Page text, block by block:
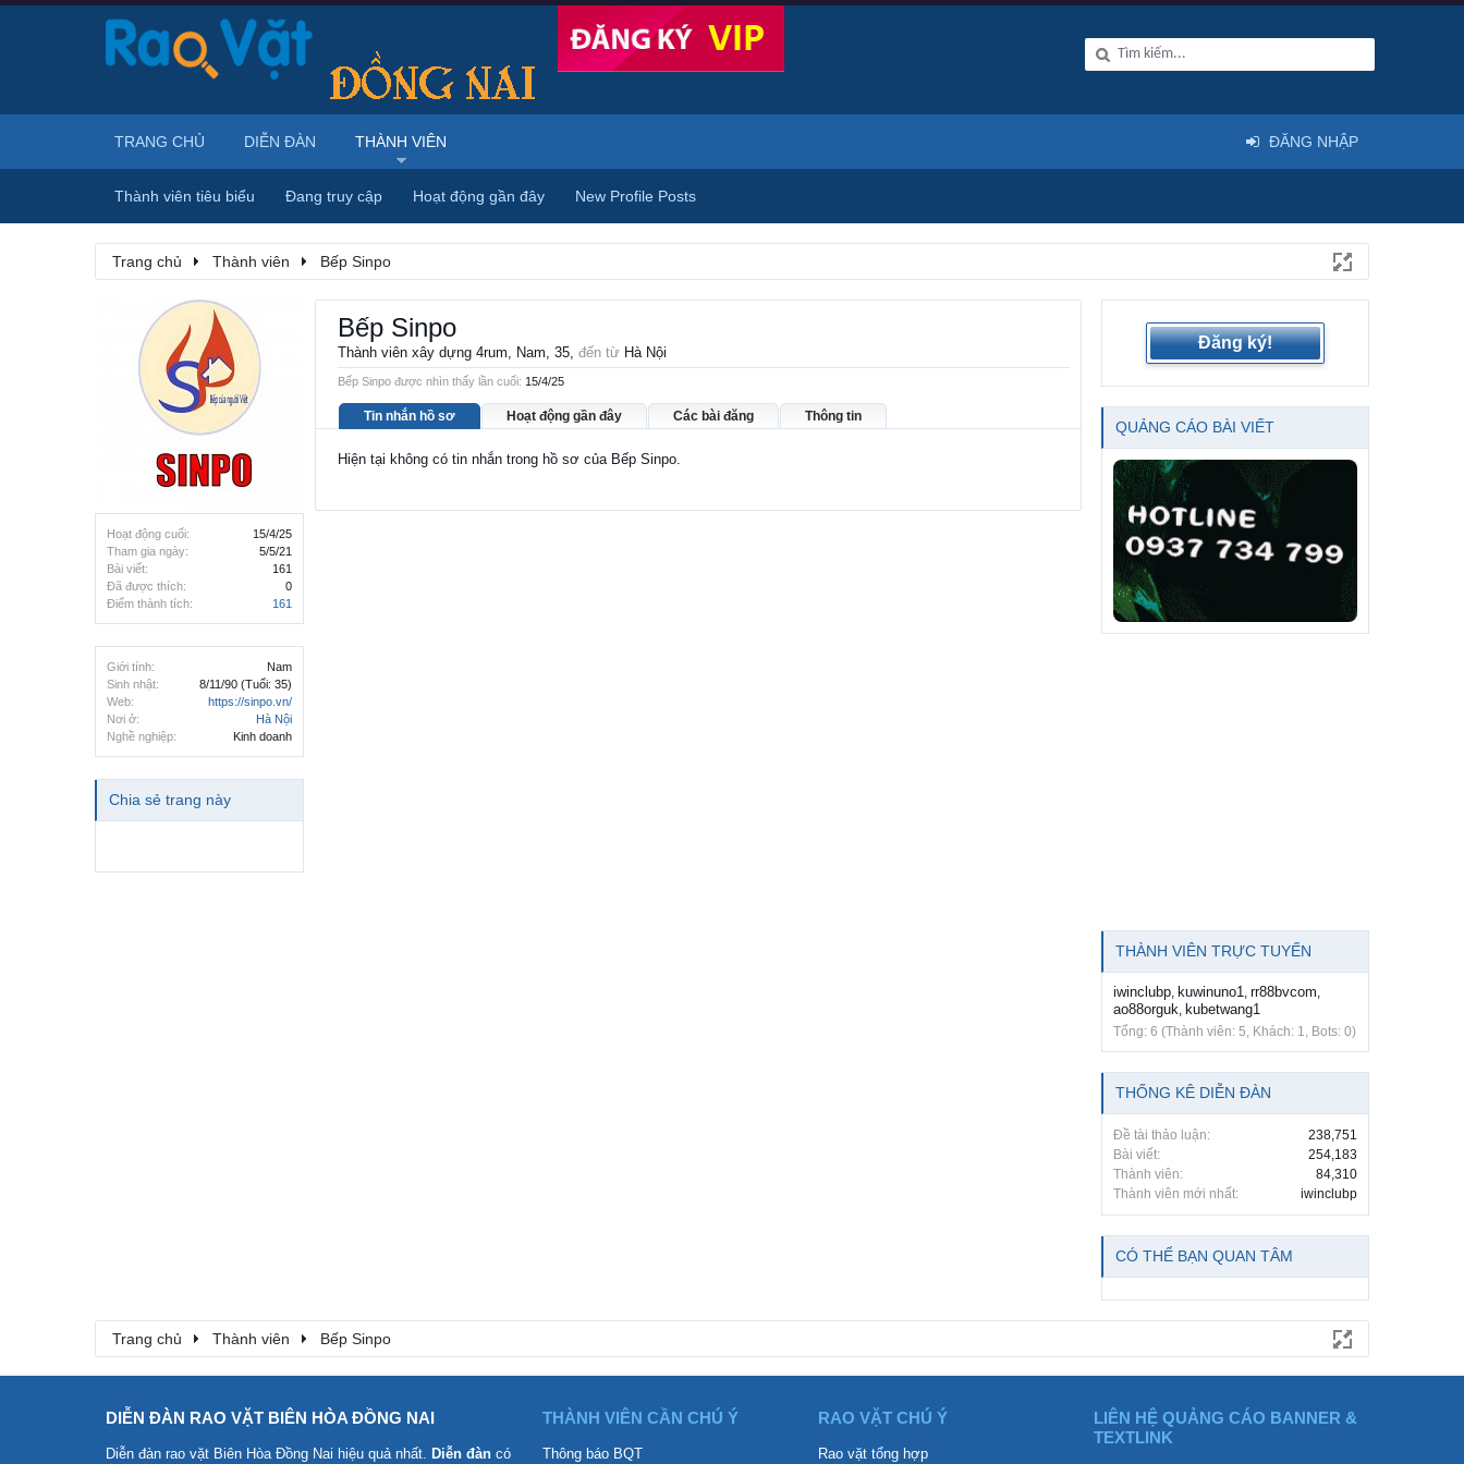
Trang chủ Thành viên Bếp Sinpo
Hoạt động cuối:
15/4/25
Tham gia ngày:
5/5/21
Bài viết:
161
Đã được thích:
0
Điểm thành tích:
161
Giới tính:
Nam
Sinh nhật:
8/11/90 (Tuổi: 35)
Web:
https://sinpo.vn/
Nơi ở:
Hà Nội
Nghề nghiệp:
Kinh doanh
Chia sẻ trang này
Bếp Sinpo
Thành viên xây dựng 4rum, Nam, 35, đến từ Hà Nội
Bếp Sinpo được nhìn thấy lần cuối: 15/4/25
Tin nhắn hồ sơ Hoạt động gần đây Các bài đăng Thông tin
Hiện tại không có tin nhắn trong hồ sơ của Bếp Sinpo.
Đăng ký!
QUẢNG CÁO BÀI VIẾT
THÀNH VIÊN TRỰC TUYẾN
iwinclubp, kuwinuno1, rr88bvcom,
ao88orguk, kubetwang1
Tổng: 6 (Thành viên: 5, Khách: 1, Bots: 0)
THỐNG KÊ DIỄN ĐÀN
Đề tài thảo luận:
238,751
Bài viết:
254,183
Thành viên:
84,310
Thành viên mới nhất:
iwinclubp
CÓ THỂ BẠN QUAN TÂM
Trang chủ Thành viên Bếp Sinpo
TRANG CHỦ DIỄN ĐÀN THÀNH VIÊN
Thành viên tiêu biểu Đang truy cập Hoạt động gần đây New Profile Posts
ĐĂNG NHẬP
DIỄN ĐÀN RAO VẶT BIÊN HÒA ĐỒNG NAI
Diễn đàn rao vặt Biên Hòa Đồng Nai hiệu quả nhất. Diễn đàn có
THÀNH VIÊN CẦN CHÚ Ý
Thông báo BQT
RAO VẶT CHÚ Ý
Rao vặt tổng hợp
LIÊN HỆ QUẢNG CÁO BANNER &
TEXTLINK